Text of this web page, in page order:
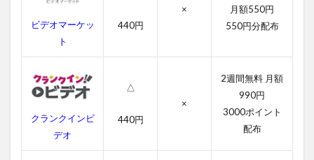
2.1
パー
スト
ーム
幕動
画
ビデオマーケッ
ト
440円
×
月額550円
550円分配布
クランクインビ
デオ
△
440円
×
2週間無料 月額
990円
3000ポイント
配布